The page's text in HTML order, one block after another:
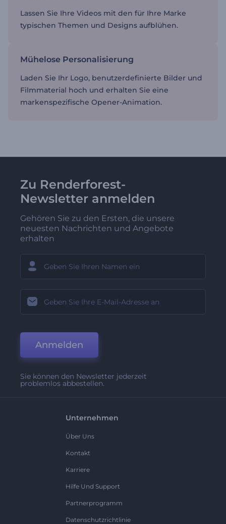
Lassen Sie Ihre Videos mit den für Ihre Marke
typischen Themen und Designs aufblühen.
Mühelose Personalisierung
Laden Sie Ihr Logo, benutzerdefinierte Bilder und
Filmmaterial hoch und erhalten Sie eine
markenspezifische Opener-Animation.
Zu Renderforest-
Newsletter anmelden
Gehören Sie zu den Ersten, die unsere
neuesten Nachrichten und Angebote
erhalten
Anmelden
Sie können den Newsletter jederzeit
problemlos abbestellen.
Unternehmen
Über Uns
Kontakt
Karriere
Hilfe Und Support
Partnerprogramm
Datenschutzrichtlinie